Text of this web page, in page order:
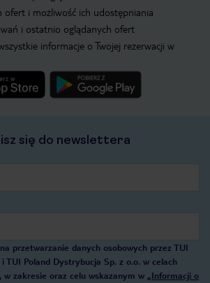
ofert i możliwość ich udostępniania
i ostatnio oglądanych ofert
informacje o Twojej rezerwacji w
się do newslettera
przetwarzanie danych osobowych przez TUI
i TUI Poland Dystrybucja Sp. z o.o. w celach
w zakresie oraz celu wskazanym w „Informacji o